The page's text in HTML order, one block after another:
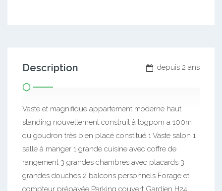
depuis 2 ans
Description
Vaste et magnifique appartement moderne haut
standing nouvellement construit à logpom a 100m
du goudron très bien placé constitué 1 Vaste salon 1
salle à manger 1 grande cuisine avec coffre de
rangement 3 grandes chambres avec placards 3
grandes douches 2 balcons personnels Forage et
compteur prépayée Parking couvert Gardien H24